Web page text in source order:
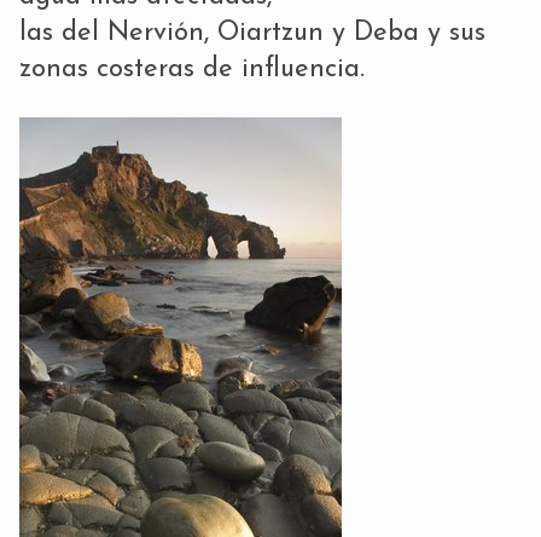
las del Nervión, Oiartzun y Deba y sus
zonas costeras de influencia.